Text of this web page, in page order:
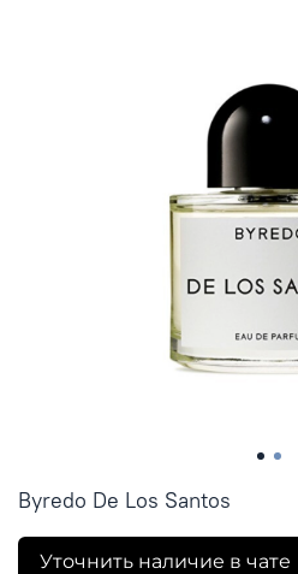
Byredo De Los Santos
Уточнить наличие в чате